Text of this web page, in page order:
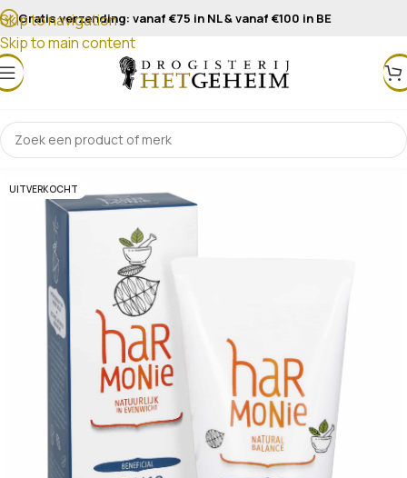
Skip to navigation
Skip to main content
Gratis verzending: vanaf €75 in NL & vanaf €100 in BE
UITVERKOCHT